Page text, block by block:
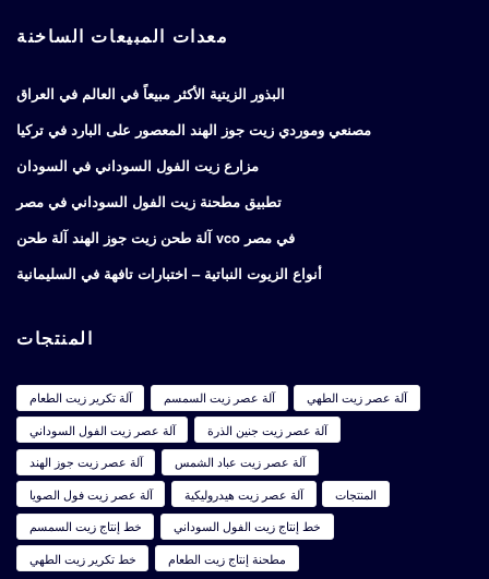
معدات المبيعات الساخنة
البذور الزيتية الأكثر مبيعاً في العالم في العراق
مصنعي وموردي زيت جوز الهند المعصور على البارد في تركيا
مزارع زيت الفول السوداني في السودان
تطبيق مطحنة زيت الفول السوداني في مصر
آلة طحن زيت جوز الهند آلة طحن vco في مصر
أنواع الزيوت النباتية – اختبارات تافهة في السليمانية
المنتجات
آلة تكرير زيت الطعام آلة عصر زيت السمسم
آلة عصر زيت الطهي
آلة عصر زيت الفول السوداني
آلة عصر زيت جنين الذرة
آلة عصر زيت جوز الهند
آلة عصر زيت عباد الشمس
آلة عصر زيت فول الصويا
آلة عصر زيت هيدروليكية
المنتجات
خط إنتاج زيت السمسم
خط إنتاج زيت الفول السوداني
خط تكرير زيت الطهي
مطحنة إنتاج زيت الطعام